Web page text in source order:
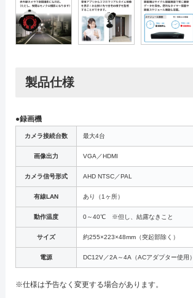
製品仕様
●録画機
カメラ接続台数 最大4台
画像出力 VGA／HDMI
カメラ信号形式 AHD NTSC／PAL
有線LAN あり（1ヶ所）
動作温度 0～40℃ ※但し、結露なきこと
サイズ 約255×223×48mm（突起部除く）
電源 DC12V／2A～4A（ACアダプター使用）
※仕様は予告なく変更する場合があります。